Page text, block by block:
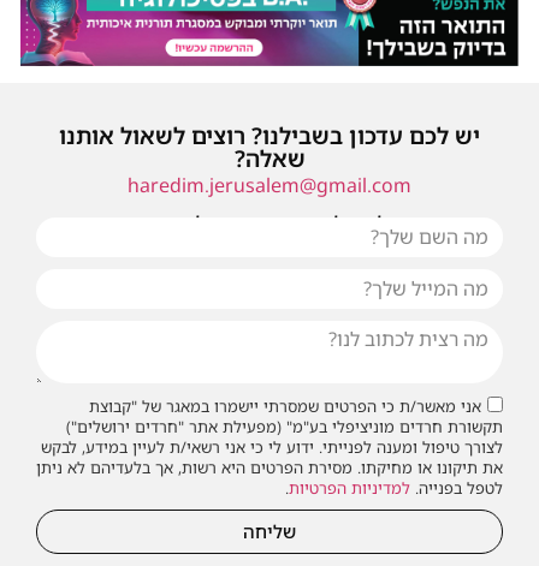
יש לכם עדכון בשבילנו? רוצים לשאול אותנו
שאלה?
haredim.jerusalem@gmail.com
או שילחו אלינו פנייה ונחזור אליכם בהקדם
אני מאשר/ת כי הפרטים שמסרתי יישמרו במאגר של "קבוצת
תקשורת חרדים מוניציפלי בע"מ" (מפעילת אתר "חרדים ירושלים")
לצורך טיפול ומענה לפנייתי. ידוע לי כי אני רשאי/ת לעיין במידע, לבקש
את תיקונו או מחיקתו. מסירת הפרטים היא רשות, אך בלעדיהם לא ניתן
לטפל בפנייה. למדיניות הפרטיות.
שליחה